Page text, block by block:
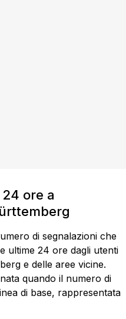
ore a
di segnalazioni che
ultime 24 ore dagli utenti
e delle aree vicine.
quando il numero di
di base, rappresentata